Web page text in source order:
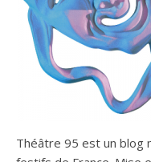
Théâtre 95 est un blog